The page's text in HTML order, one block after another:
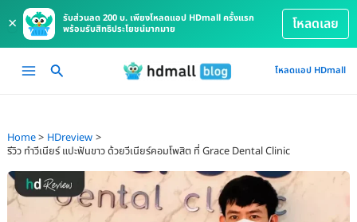
×
รับส่วนลด 200 บ. เพียงโหลดแอป HDmall ครั้งแรก
พร้อมรับสิทธิประโยชน์มากมาย
โหลดเลย
Main
โหลดแอป HDmall
Home
HDreview
รีวิว ทำวีเนียร์ แปะฟันขาว ด้วยวีเนียร์คอมโพสิต ที่ Grace Dental Clinic